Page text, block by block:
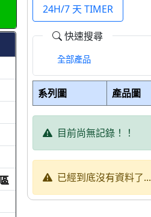
24H/7 天 TIMER
快速搜尋
全部產品
系列圖 產品圖
目前尚無記錄！！
已經到底沒有資料了...